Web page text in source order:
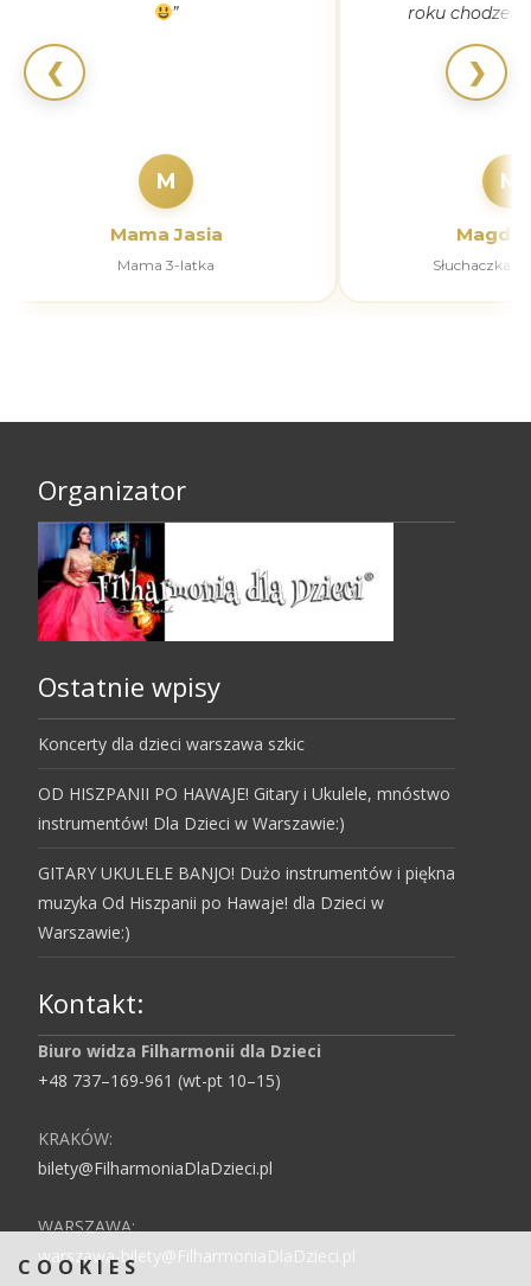
COOKIES
❮
”
M
Mama Jasia
Mama 3-latka
roku
M
Słuchaczka
❯
Organizator
Ostatnie wpisy
Koncerty dla dzieci warszawa szkic
OD HISZPANII PO HAWAJE! Gitary i Ukulele, mnóstwo
instrumentów! Dla Dzieci w Warszawie:)
GITARY UKULELE BANJO! Dużo instrumentów i piękna
muzyka Od Hiszpanii po Hawaje! dla Dzieci w
Warszawie:)
Kontakt:
Biuro widza Filharmonii dla Dzieci
+48 737–169-961 (wt-pt 10–15)
KRAKÓW:
bilety@FilharmoniaDlaDzieci.pl
WARSZAWA:
warszawa-bilety@FilharmoniaDlaDzieci.pl